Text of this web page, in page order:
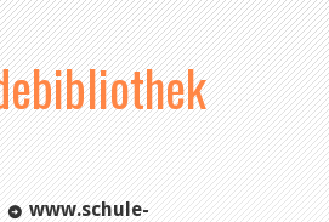
www.schule-